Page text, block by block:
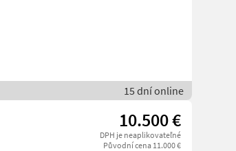
15 dní online
10.500 €
DPH je neaplikovateľné
Původní cena 11.000 €